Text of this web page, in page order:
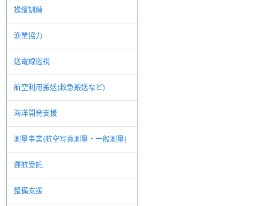
操縦訓練
漁業協力
送電線巡視
航空利用搬送(救急搬送など)
海洋開発支援
測量事業(航空写真測量・一般測量)
運航受託
整備支援